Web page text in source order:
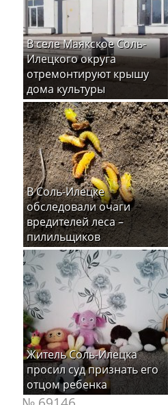
В селе Маякское Соль-
Илецкого округа
отремонтируют крышу
дома культуры
В Соль-Илецке
обследовали очаги
вредителей леса –
пилильщиков
Житель Соль-Илецка
просил суд признать его
отцом ребенка